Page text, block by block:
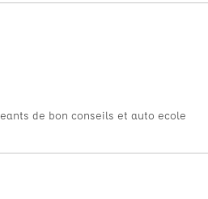
de bon conseils et auto ecole